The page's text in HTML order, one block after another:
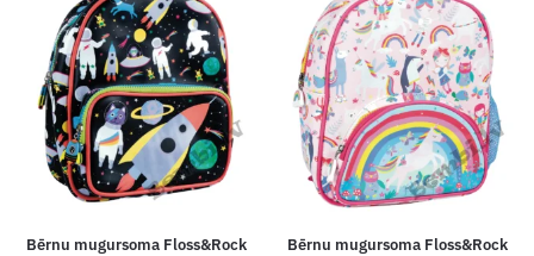
Bērnu mugursoma Floss&Rock
Bērnu mugursoma Floss&Rock